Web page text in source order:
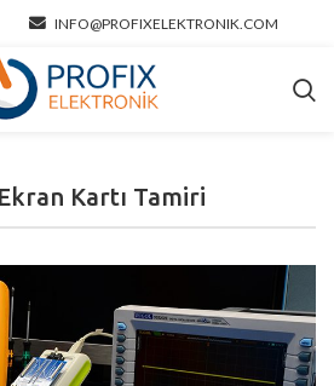
INFO@PROFIXELEKTRONIK.COM
Kartı Tamiri